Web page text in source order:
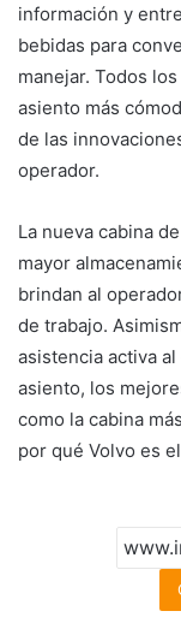
información y
bebidas para
manejar. Todos
asiento más
de las
operador.
La nueva cabina
mayor
brindan al
de trabajo.
asistencia activa
asiento, los
como la cabina
por qué Volvo es